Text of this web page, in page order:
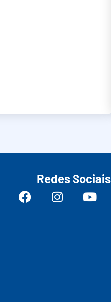
Redes Sociais